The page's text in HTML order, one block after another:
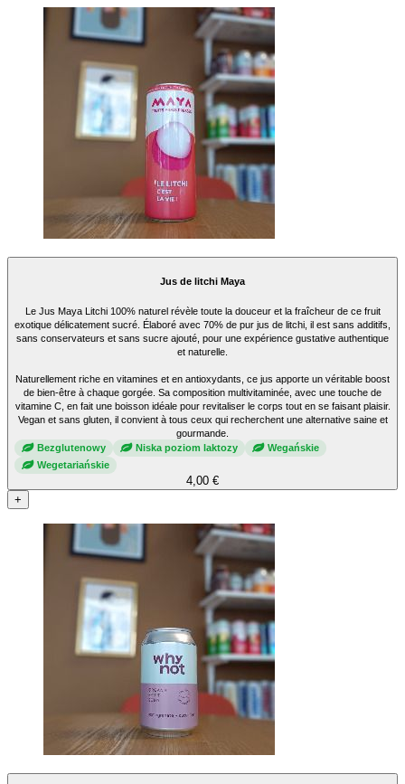
Jus de litchi Maya
Le Jus Maya Litchi 100% naturel révèle toute la douceur et la fraîcheur de ce fruit
exotique délicatement sucré. Élaboré avec 70% de pur jus de litchi, il est sans additifs,
sans conservateurs et sans sucre ajouté, pour une expérience gustative authentique
et naturelle.
Naturellement riche en vitamines et en antioxydants, ce jus apporte un véritable boost
de bien-être à chaque gorgée. Sa composition multivitaminée, avec une touche de
vitamine C, en fait une boisson idéale pour revitaliser le corps tout en se faisant plaisir.
Vegan et sans gluten, il convient à tous ceux qui recherchent une alternative saine et
gourmande.
Bezglutenowy
Niska poziom laktozy
Wegańskie
Wegetariańskie
4,00 €
+